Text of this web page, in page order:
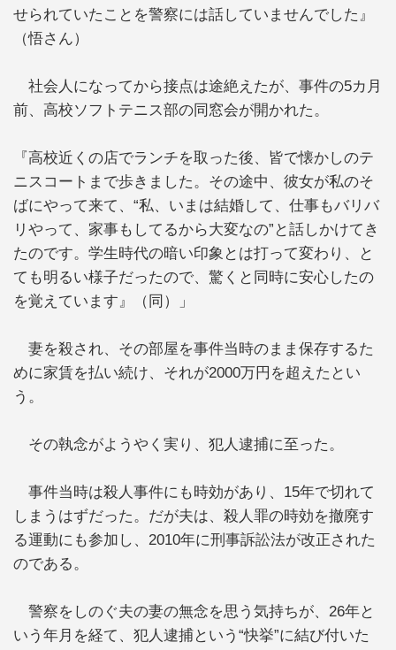
せられていたことを警察には話していませんでした』
（悟さん）
社会人になってから接点は途絶えたが、事件の5カ月
前、高校ソフトテニス部の同窓会が開かれた。
『高校近くの店でランチを取った後、皆で懐かしのテ
ニスコートまで歩きました。その途中、彼女が私のそ
ばにやって来て、“私、いまは結婚して、仕事もバリバ
リやって、家事もしてるから大変なの”と話しかけてき
たのです。学生時代の暗い印象とは打って変わり、と
ても明るい様子だったので、驚くと同時に安心したの
を覚えています』（同）」
妻を殺され、その部屋を事件当時のまま保存するた
めに家賃を払い続け、それが2000万円を超えたとい
う。
その執念がようやく実り、犯人逮捕に至った。
事件当時は殺人事件にも時効があり、15年で切れて
しまうはずだった。だが夫は、殺人罪の時効を撤廃す
る運動にも参加し、2010年に刑事訴訟法が改正された
のである。
警察をしのぐ夫の妻の無念を思う気持ちが、26年と
いう年月を経て、犯人逮捕という“快挙”に結び付いた